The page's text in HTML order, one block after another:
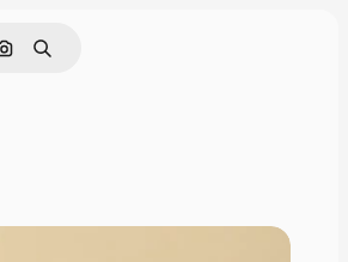
Cerca per immagine
Ricerca